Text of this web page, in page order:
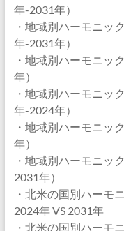
年-2031年）
・地域別ハーモニッ
年-2031年）
・地域別ハーモニッ
年）
・地域別ハーモニッ
年-2024年）
・地域別ハーモニッ
年）
・地域別ハーモニッ
2031年）
・北米の国別ハーモ
2024年 VS 2031年
・北米の国別ハーモ